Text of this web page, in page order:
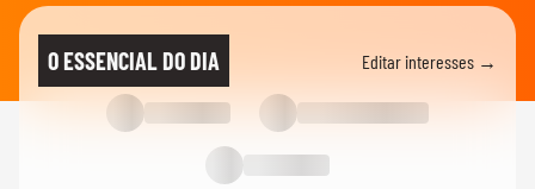
O ESSENCIAL DO DIA Editar interesses →